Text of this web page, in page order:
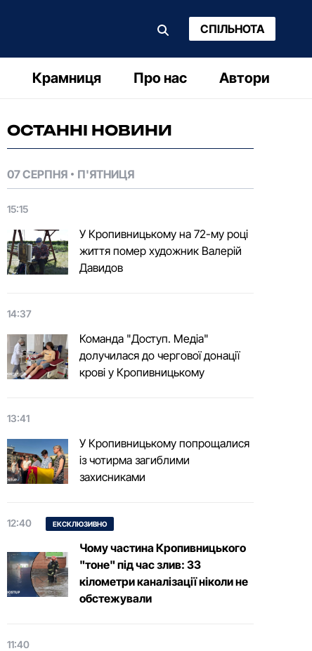
СПІЛЬНОТА
Крамниця Про нас Автори
ОСТАННІ НОВИНИ
07 СЕРПНЯ П'ЯТНИЦЯ
15:15
У Кропивницькому на 72-му році
життя помер художник Валерій
Давидов
14:37
Команда "Доступ. Медіа"
долучилася до чергової донації
крові у Кропивницькому
13:41
У Кропивницькому попрощалися
із чотирма загиблими
захисниками
12:40 ЕКСКЛЮЗИВНО
Чому частина Кропивницького
"тоне" під час злив: 33
кілометри каналізації ніколи не
обстежували
11:40